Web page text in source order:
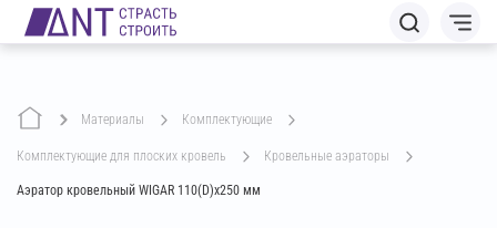
Материалы комплектующие
комплектующие для плоских кровель кровельные аэраторы
Аэратор кровельный WIGAR 110(D)х250 мм